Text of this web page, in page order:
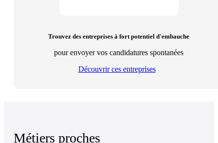
Trouvez des entreprises à fort potentiel d'embauche
pour envoyer vos candidatures spontanées
Découvrir ces entreprises
Métiers proches